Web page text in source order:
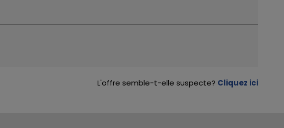
L'offre semble-t-elle suspecte? Cliquez ici